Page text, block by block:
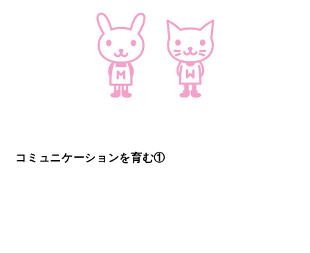
コミュニケーションを育む①